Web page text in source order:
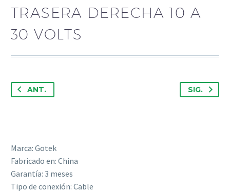
TRASERA DERECHA 10 A
30 VOLTS
ANT. SIG.
Marca: Gotek
Fabricado en: China
Garantía: 3 meses
Tipo de conexión: Cable